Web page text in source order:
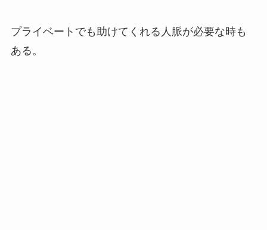
プライベートでも助けてくれる人脈が必要な時も
ある。